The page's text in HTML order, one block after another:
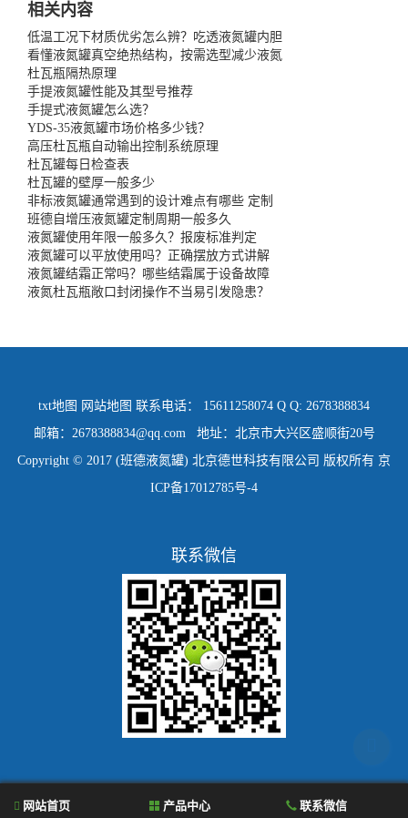
相关内容
低温工况下材质优劣怎么辨？吃透液氮罐内胆
看懂液氮罐真空绝热结构，按需选型减少液氮
杜瓦瓶隔热原理
手提液氮罐性能及其型号推荐
手提式液氮罐怎么选？
YDS-35液氮罐市场价格多少钱？
高压杜瓦瓶自动输出控制系统原理
杜瓦罐每日检查表
杜瓦罐的壁厚一般多少
非标液氮罐通常遇到的设计难点有哪些 定制
班德自增压液氮罐定制周期一般多久
液氮罐使用年限一般多久？报废标准判定
液氮罐可以平放使用吗？正确摆放方式讲解
液氮罐结霜正常吗？哪些结霜属于设备故障
液氮杜瓦瓶敞口封闭操作不当易引发隐患？
txt地图 网站地图 联系电话： 15611258074 Q Q: 2678388834
邮箱：2678388834@qq.com 地址：北京市大兴区盛顺街20号
Copyright © 2017 (班德液氮罐) 北京德世科技有限公司 版权所有 京
ICP备17012785号-4
联系微信
网站首页 产品中心 联系微信